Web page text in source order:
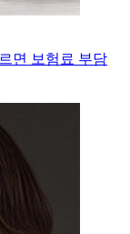
면 보험료 부담